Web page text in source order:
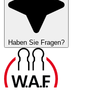
Haben Sie Fragen?